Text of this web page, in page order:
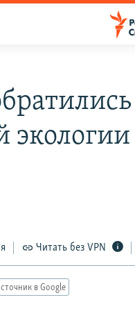
Читать без VPN
в Google